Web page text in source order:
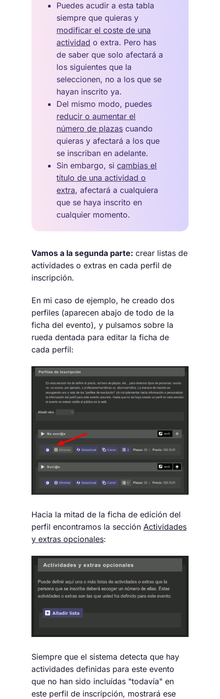
Puedes acudir a esta tabla
siempre que quieras y
modificar el coste de una
actividad o extra. Pero has
de saber que solo afectará a
los siguientes que la
seleccionen, no a los que se
hayan inscrito ya.
Del mismo modo, puedes
reducir o aumentar el
número de plazas cuando
quieras y afectará a los que
se inscriban en adelante.
Sin embargo, sicambias el
título de una actividad o
extra, afectará a cualquiera
que se haya inscrito en
cualquier momento.
Vamos a la segunda parte: crear listas de
actividades o extras en cada perfil de
inscripción.
En mi caso de ejemplo, he creado dos
perfiles (aparecen abajo de todo de la
ficha del evento), y pulsamos sobre la
rueda dentada para editar la ficha de
cada perfil:
Hacia la mitad de la ficha de edición del
perfil encontramos la sección Actividades
y extras opcionales:
Siempre que el sistema detecta que hay
actividades definidas para este evento
que no han sido incluídas "todavía" en
este perfil de inscripción, mostrará ese